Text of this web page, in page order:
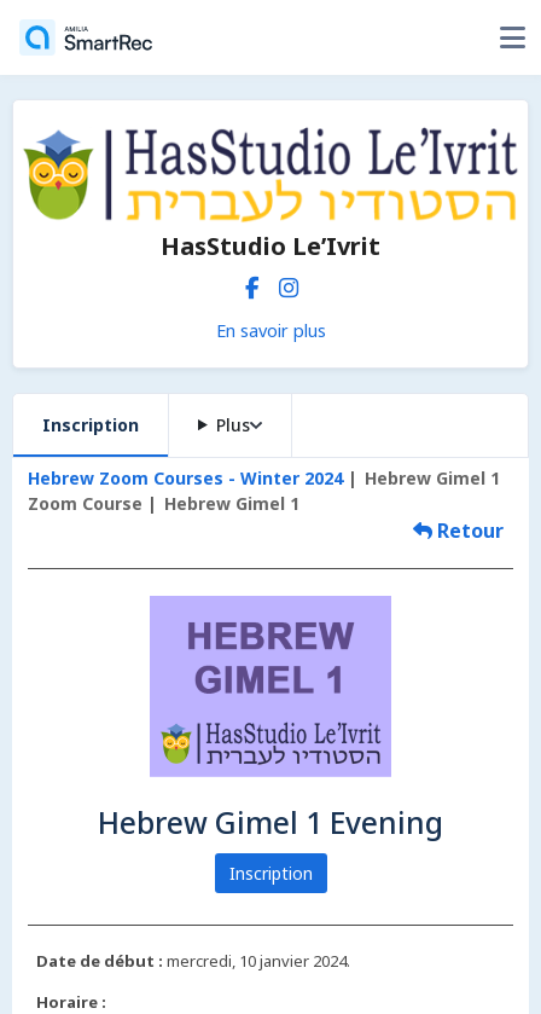
HasStudio Le’Ivrit
En savoir plus
Inscription Plus
Hebrew Zoom Courses - Winter 2024
Hebrew Gimel 1
Zoom Course
Hebrew Gimel 1
Retour
Hebrew Gimel 1 Evening
Inscription
Date de début : mercredi, 10 janvier 2024.
Horaire :